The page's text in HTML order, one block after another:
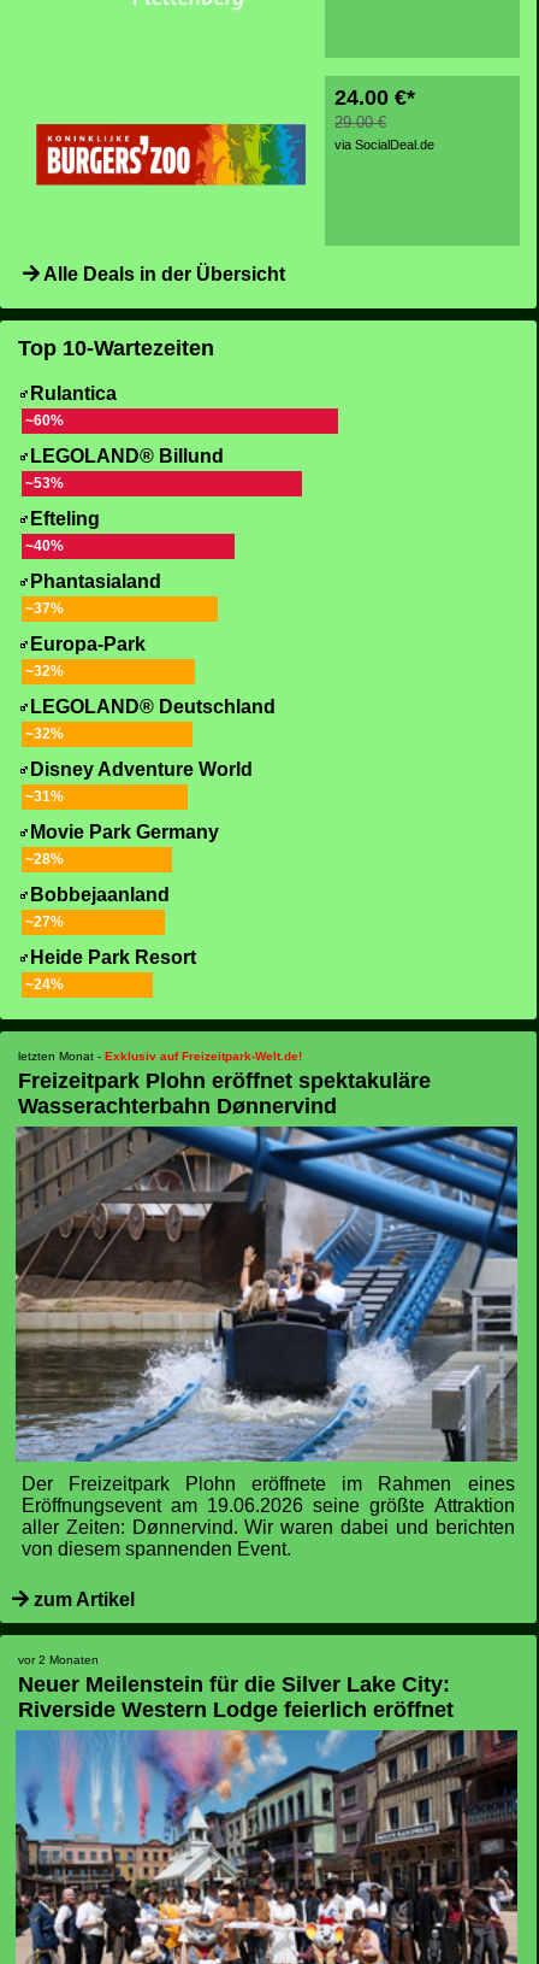
24.00 €*
29.00 €
via SocialDeal.de
Alle Deals in der Übersicht
Top 10-Wartezeiten
Rulantica
~60%
LEGOLAND® Billund
~53%
Efteling
~40%
Phantasialand
~37%
Europa-Park
~32%
LEGOLAND® Deutschland
~32%
Disney Adventure World
~31%
Movie Park Germany
~28%
Bobbejaanland
~27%
Heide Park Resort
~24%
- Exklusiv auf Freizeitpark-Welt.de!
Freizeitpark Plohn eröffnet spektakuläre
Wasserachterbahn Dønnervind
Der Freizeitpark Plohn eröffnete im Rahmen eines
Eröffnungsevent am 19.06.2026 seine größte Attraktion
aller Zeiten: Dønnervind. Wir waren dabei und berichten
von diesem spannenden Event.
zum Artikel
Neuer Meilenstein für die Silver Lake City:
Riverside Western Lodge feierlich eröffnet